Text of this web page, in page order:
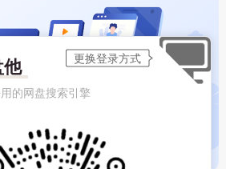
的网盘搜索引擎